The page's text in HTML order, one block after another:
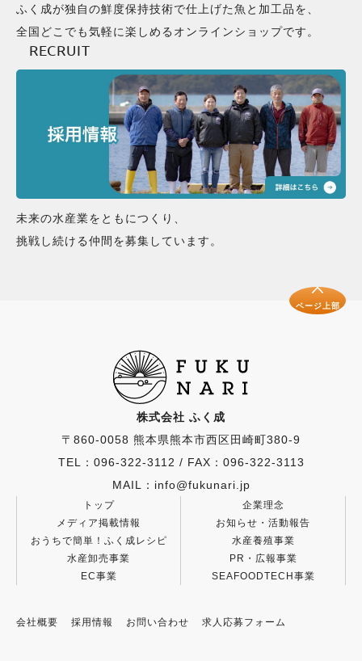
ふく成が独自の鮮度保持技術で仕上げた魚と加工品を、
全国どこでも気軽に楽しめるオンラインショップです。
RECRUIT
未来の水産業をともにつくり、
挑戦し続ける仲間を募集しています。
ページ上部
株式会社 ふく成
〒860-0058 熊本県熊本市西区田崎町380-9
TEL：096-322-3112 / FAX：096-322-3113
MAIL：info@fukunari.jp
トップ
企業理念
メディア掲載情報
お知らせ・活動報告
おうちで簡単！ふく成レシピ
水産養殖事業
水産卸売事業
PR・広報事業
EC事業
SEAFOODTECH事業
会社概要 採用情報 お問い合わせ 求人応募フォーム